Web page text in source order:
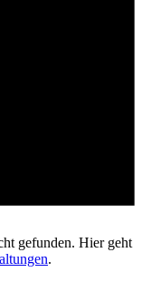
gefunden. Hier geht
.